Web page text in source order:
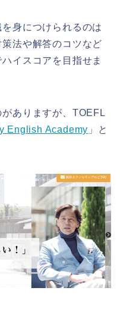
身につけられるのは
法や解答のコツなど
イスコアを目指せま
ありますが、TOEFL
English Academy 」と